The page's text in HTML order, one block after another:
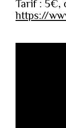
Tarif : 5€,
https://